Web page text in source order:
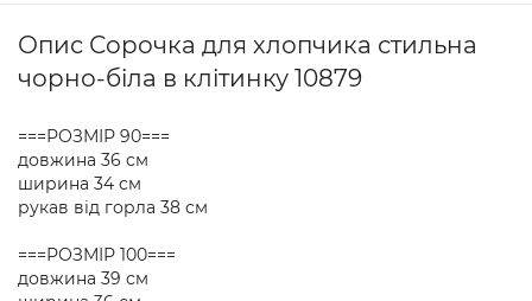
Опис Сорочка для хлопчика стильна
чорно-біла в клітинку 10879
===РОЗМІР 90===
довжина 36 см
ширина 34 см
рукав від горла 38 см
===РОЗМІР 100===
довжина 39 см